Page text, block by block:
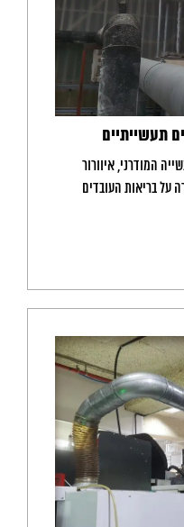
תעשייתיים
המודרני, איוורור
על בריאות העובדים